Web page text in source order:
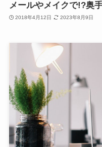
メールやメイクで!?奥
2018年4月12日 2023年8月9日